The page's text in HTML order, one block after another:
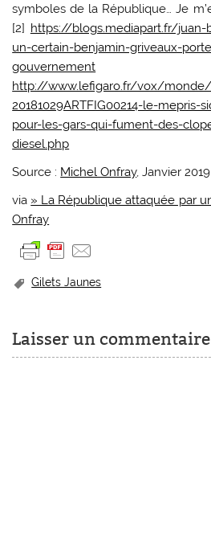
symboles de la République… Je
[2] https://blogs.mediapart.fr/
un-certain-benjamin-griveaux-
gouvernement
http://www.lefigaro.fr/vox/
20181029ARTFIG00214-le-mepris-
pour-les-gars-qui-fument-des-
diesel.php
Source : Michel Onfray, Janvier 2019
via » La République attaquée par
Onfray
Gilets Jaunes
Laisser un commentaire